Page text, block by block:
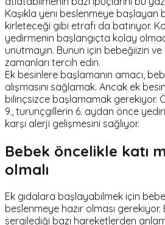
Kaşıkla yeni beslenmeye başlayan
kirleteceği gibi etrafı da batırıyor.
yedirmenin başlangıçta kolay
unutmayın. Bunun için bebeğiizin ve
zamanları tercih edin.
Ek besinlere başlamanın amacı,
alışmasını sağlamak. Ancak ek
bilinçsizce başlamamak gerekiyor.
9., turunçgillerin 6. aydan önce
karşı alerji gelişmesini sağlıyor.
Bebek öncelikle katı
olmalı
Ek gıdalara başlayabilmek için
beslenmeye hazır olması
sergilediği bazı hareketlerden